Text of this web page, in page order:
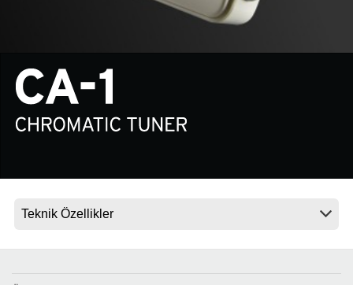
Haberler
Konum